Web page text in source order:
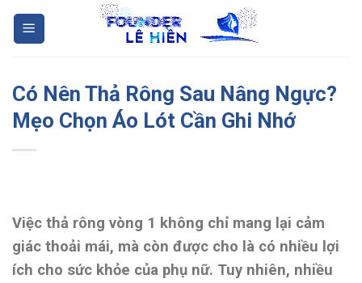
Skip
Có Nên Thả Rông Sau Nâng Ngực?
Mẹo Chọn Áo Lót Cần Ghi Nhớ
Việc thả rông vòng 1 không chỉ mang lại cảm
giác thoải mái, mà còn được cho là có nhiều lợi
ích cho sức khỏe của phụ nữ. Tuy nhiên, nhiều